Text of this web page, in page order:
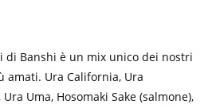
di Banshi è un mix unico dei nostri
amati. Ura California, Ura
Uma, Hosomaki Sake (salmone),